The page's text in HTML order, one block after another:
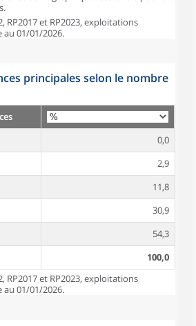
RP2017 et RP2023, exploitations
au 01/01/2026.
principales selon le nombre
0,0
2,9
11,8
30,9
54,3
100,0
RP2017 et RP2023, exploitations
au 01/01/2026.